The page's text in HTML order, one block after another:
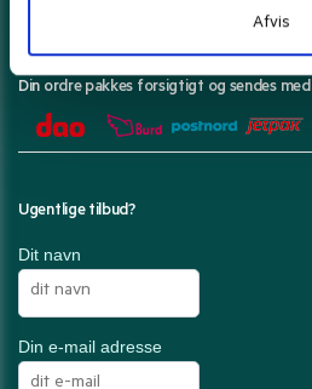
Afvis
Din ordre pakkes forsigtigt og sendes med
Ugentlige tilbud?
Dit navn
Din e-mail adresse